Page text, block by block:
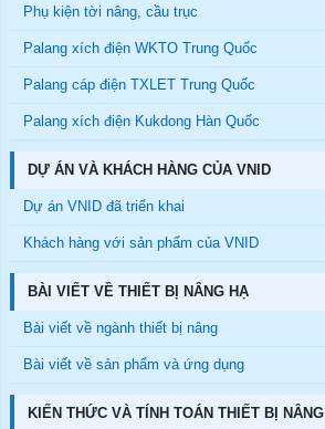
Phụ kiện tời nâng, cầu trục
Palang xích điện WKTO Trung Quốc
Palang cáp điện TXLET Trung Quốc
Palang xích điện Kukdong Hàn Quốc
DỰ ÁN VÀ KHÁCH HÀNG CỦA VNID
Dự án VNID đã triển khai
Khách hàng với sản phẩm của VNID
BÀI VIẾT VỀ THIẾT BỊ NÂNG HẠ
Bài viết về ngành thiết bị nâng
Bài viết về sản phẩm và ứng dụng
KIẾN THỨC VÀ TÍNH TOÁN THIẾT BỊ NÂNG